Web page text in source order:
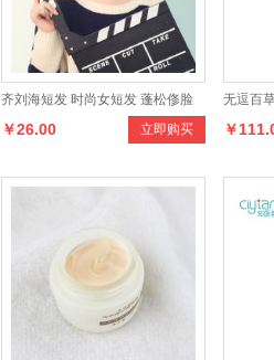
齐刘海短发 时尚女短发 蓬松俢脸
女短发 波波头 立即购买
￥26.00
无逗百
理液
￥